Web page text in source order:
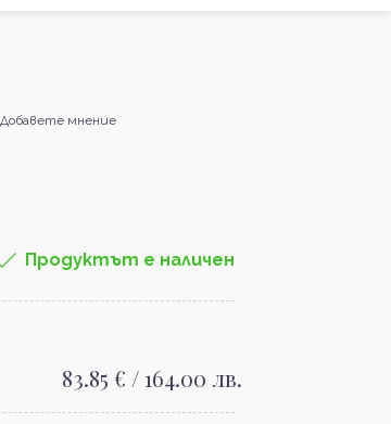
Добавете мнение
Продуктът е наличен
83.85 € / 164.00 лв.